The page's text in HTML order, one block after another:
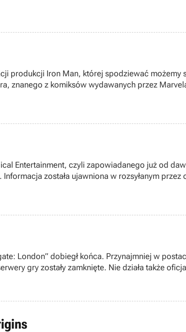
produkcji Iron Man, której spodziewać możemy
znanego z komiksów wydawanych przez
Entertainment, czyli zapowiadanego już od
została ujawniona w rozsyłanym
London” dobiegł końca. Przynajmniej w
gry zostały zamknięte. Nie działa także